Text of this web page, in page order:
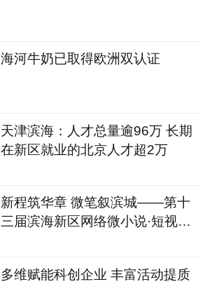
海河牛奶已取得欧洲双认证
天津滨海：人才总量逾96万 长期
在新区就业的北京人才超2万
新程筑华章 微笔叙滨城——第十
三届滨海新区网络微小说·短视频
多维赋能科创企业 丰富活动提质